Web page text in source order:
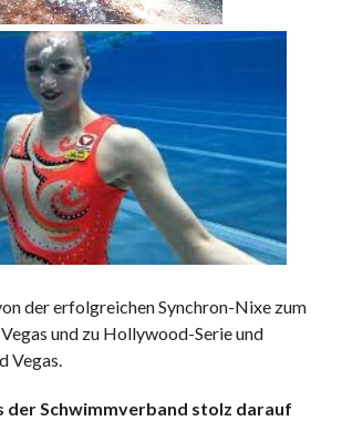
der erfolgreichen Synchron-Nixe zum
und zu Hollywood-Serie und
Vegas.
der Schwimmverband stolz darauf